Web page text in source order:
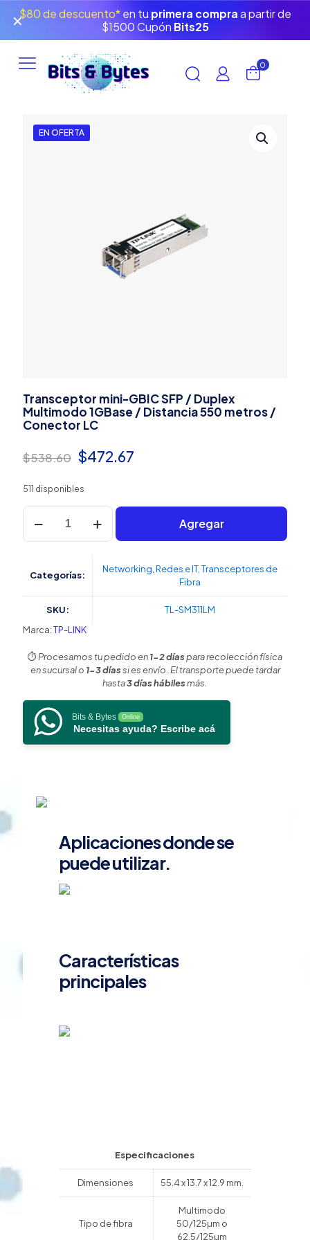
$80 de descuento*en tu primera compra a partir de
$1500 Cupón Bits25
✕
0
EN OFERTA
Transceptor mini-GBIC SFP / Duplex
Multimodo 1GBase / Distancia 550 metros /
Conector LC
$538.60 El
era:
$538.60.
$472.67
$472.67.
511 disponibles
Transceptor
mini-
GBIC
Duplex
Distancia
metros
cantidad
Agregar
Categorías:
Networking Redes e IT, Transceptores de
Fibra
SKU:
TL-SM311LM
Marca:TP-LINK
⏱️Procesamos tu pedido en1-2 díaspara recolección física
en sucursal o 1-3 díassi es envío. El transporte puede tardar
hasta3 días hábilesmás.
Bits & Bytes Online
Necesitas ayuda? Escribe acá
Aplicaciones donde se
puede utilizar.
Características
principales
Especificaciones
Dimensiones 55.4 x 13.7 x 12.9 mm.
Tipo de fibra
Multimodo
50/125μm o
62.5/125μm